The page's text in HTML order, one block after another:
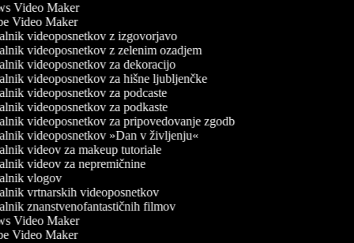
Video Maker
Video Maker
videoposnetkov z izgovorjavo
videoposnetkov z zelenim ozadjem
videoposnetkov za dekoracijo
videoposnetkov za hišne ljubljenčke
videoposnetkov za podcaste
videoposnetkov za podkaste
videoposnetkov za pripovedovanje zgodb
videoposnetkov »Dan v življenju«
videov za makeup tutoriale
videov za nepremičnine
vlogov
vrtnarskih videoposnetkov
znanstvenofantastičnih filmov
Video Maker
Video Maker